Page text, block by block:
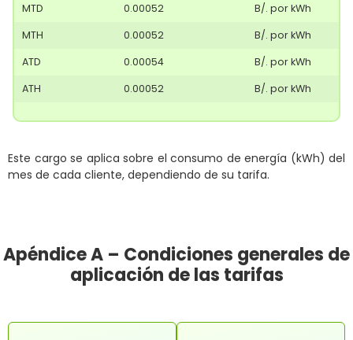
MTD
0.00052
B/. por kWh
MTH
0.00052
B/. por kWh
ATD
0.00054
B/. por kWh
ATH
0.00052 B/. por kWh
Este cargo se aplica sobre el consumo de energía (kWh) del
mes de cada cliente, dependiendo de su tarifa.
Apéndice A – Condiciones generales de
aplicación de las tarifas